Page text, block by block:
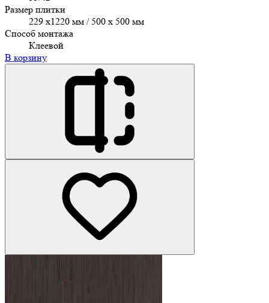
Размер плитки
229 x1220 мм / 500 x 500 мм
Способ монтажа
Клеевой
В корзину